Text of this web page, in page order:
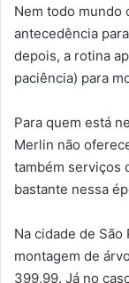
Nem todo mundo
antecedência
depois, a rotina
paciência) para
Para quem está
Merlin não
também serviços
bastante nessa
Na cidade de
montagem de
399,99. Já no